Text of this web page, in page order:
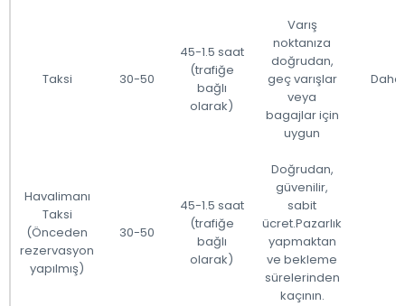
Taksi 30-50
45-1.5 saat
(trafiğe
bağlı
olarak)
Varış
noktanıza
doğrudan,
geç varışlar
veya
bagajlar için
uygun
Daha
Havalimanı
Taksi
(Önceden
rezervasyon
yapılmış)
30-50
45-1.5 saat
(trafiğe
bağlı
olarak)
Doğrudan,
güvenilir,
sabit
ücret.Pazarlık
yapmaktan
ve bekleme
sürelerinden
kaçının.